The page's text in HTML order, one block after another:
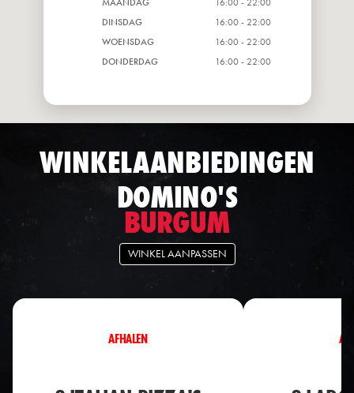
MAANDAG
16:00 - 22:00
DINSDAG
16:00 - 22:00
WOENSDAG
16:00 - 22:00
DONDERDAG
16:00 - 22:00
WINKELAANBIEDINGEN
DOMINO'S
BURGUM
WINKEL AANPASSEN
AFHALEN